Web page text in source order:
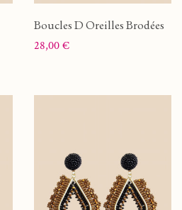
Boucles D Oreilles Brodées
Prix
28,00 €